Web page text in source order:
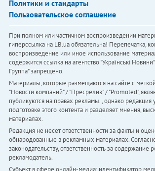
Политики и стандарты
Пользовательское соглашение
При полном или частичном воспроизведении
гиперссылка на LB.ua обязательна! Перепечатка,
воспроизведение или иное использование
содержится ссылка на агентство "Українськi
Группа" запрещено.
Материалы, которые размещаются на сайте с
"Новости компаний" / "Пресрелиз" / "Promoted",
публикуются на правах рекламы. , однако редакция
подготовке этого контента и разделяет мнения,
материалах.
Редакция не несет ответственности за факты и
обнародованные в рекламных материалах.
законодательству, ответственность за содержание
рекламодатель.
Субъект в сфере онлайн-медиа; идентификатор